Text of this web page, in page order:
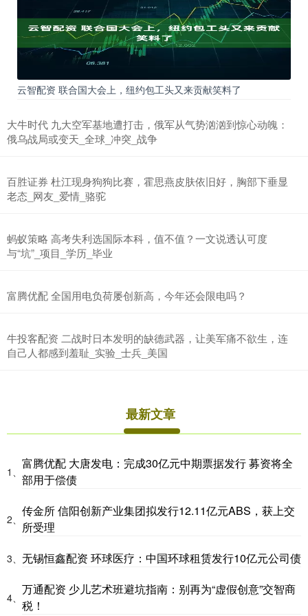
云智配资 联合国大会上，纽约包工头又来贡献笑料了
大牛时代 九大空军基地遭打击，俄军从气势汹汹到惊心动魄：
俄乌战局或变天_全球_冲突_战争
百胜证券 杜江现身狗狗比赛，霍思燕皮肤依旧好，胸部下垂显
老态_网友_爱情_骆驼
蚂蚁策略 高考失利选国际本科，值不值？一文说透认可度
与“坑”_项目_学历_毕业
富腾优配 全国用电负荷屡创新高，今年还会限电吗？
牛投客配资 二战时日本发明的缺德武器，让美军痛不欲生，连
自己人都感到羞耻_实验_士兵_美国
最新文章
1、
富腾优配 大唐发电：完成30亿元中期票据发行 募资将全
部用于偿债
2、
传金所 信阳创新产业集团拟发行12.11亿元ABS，获上交
所受理
3、 无锡恒鑫配资 环球医疗：中国环球租赁发行10亿元公司债
4、
万通配资 少儿艺术班避坑指南：别再为“虚假创意”交智商
税！